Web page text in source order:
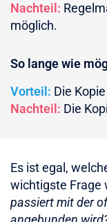
So lange wie
Vorteil: Die
Nachteil: Die
Nachteil:
möglich.
Es ist egal,
wichtigste Frage
passiert mit der